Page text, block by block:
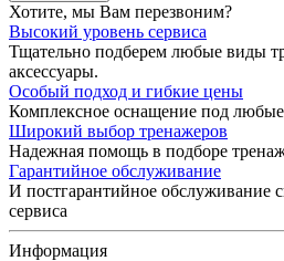
Хотите, мы Вам перезвоним?
Высокий уровень сервиса
Тщательно подберем любые виды
аксессуары.
Особый подход и гибкие цены
Комплексное оснащение под
Широкий выбор тренажеров
Надежная помощь в подборе
Гарантийное обслуживание
И постгарантийное обслуживание
сервиса
Информация